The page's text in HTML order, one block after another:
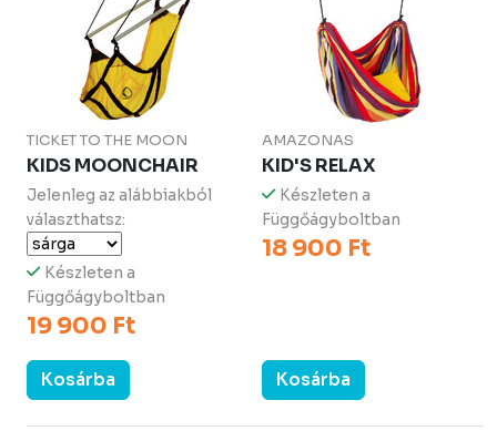
TICKET TO THE MOON
KIDS MOONCHAIR
Jelenleg az alábbiakból
választhatsz:
Készleten a
Függőágyboltban
19 900 Ft
Kosárba
AMAZONAS
KID'S RELAX
Készleten a
Függőágyboltban
18 900 Ft
Kosárba